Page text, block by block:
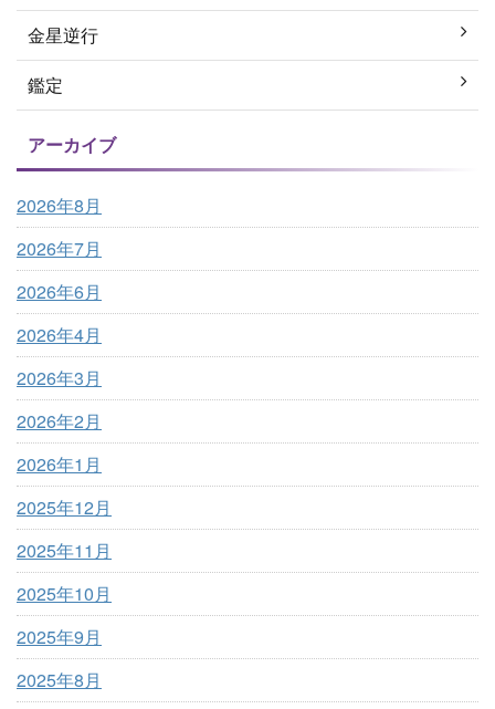
金星逆行
鑑定
アーカイブ
2026年8月
2026年7月
2026年6月
2026年4月
2026年3月
2026年2月
2026年1月
2025年12月
2025年11月
2025年10月
2025年9月
2025年8月